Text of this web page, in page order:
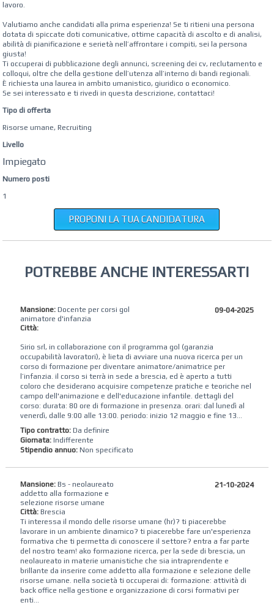
lavoro.
Valutiamo anche candidati alla prima esperienza! Se ti ritieni una persona
dotata di spiccate doti comunicative, ottime capacità di ascolto e di analisi,
abilità di pianificazione e serietà nell’affrontare i compiti, sei la persona
giusta!
Ti occuperai di pubblicazione degli annunci, screening dei cv, reclutamento e
colloqui, oltre che della gestione dell’utenza all’interno di bandi regionali.
È richiesta una laurea in ambito umanistico, giuridico o economico.
Se sei interessato e ti rivedi in questa descrizione, contattaci!
Tipo di offerta
Risorse umane, Recruiting
Livello
Impiegato
Numero posti
1
PROPONI LA TUA CANDIDATURA
POTREBBE ANCHE INTERESSARTI
Mansione:Docente per corsi gol
animatore d'infanzia
Città:
09-04-2025
Sirio srl, in collaborazione con il programma gol (garanzia
occupabilità lavoratori), è lieta di avviare una nuova ricerca per un
corso di formazione per diventare animatore/animatrice per
l’infanzia. il corso si terrà in sede a brescia, ed è aperto a tutti
coloro che desiderano acquisire competenze pratiche e teoriche nel
campo dell'animazione e dell'educazione infantile. dettagli del
corso: durata: 80 ore di formazione in presenza. orari: dal lunedì al
venerdì, dalle 9:00 alle 13:00. periodo: inizio 12 maggio e fine 13...
Tipo contratto:Da definire
Giornata: Indifferente
Stipendio annuo: Non specificato
Mansione:Bs - neolaureato
addetto alla formazione e
selezione risorse umane
Città:Brescia
21-10-2024
Ti interessa il mondo delle risorse umane (hr)? ti piacerebbe
lavorare in un ambiente dinamico? ti piacerebbe fare un'esperienza
formativa che ti permetta di conoscere il settore? entra a far parte
del nostro team! ako formazione ricerca, per la sede di brescia, un
neolaureato in materie umanistiche che sia intraprendente e
brillante da inserire come addetto alla formazione e selezione delle
risorse umane. nella società ti occuperai di: formazione: attività di
back office nella gestione e organizzazione di corsi formativi per
enti...